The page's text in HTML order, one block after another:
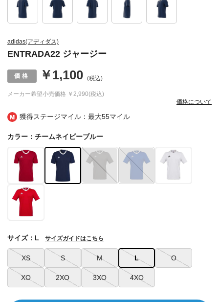
獲得ステージマイル：最大55マイル
adidas(アディダス)
ENTRADA22 ジャージー
メーカー希望小売価格 ￥2,990(税込)
￥1,100 (税込)
価格について
カラー：チームネイビーブルー
XS S M L O
XO 2XO 3XO 4XO
サイズ：L サイズガイドはこちら